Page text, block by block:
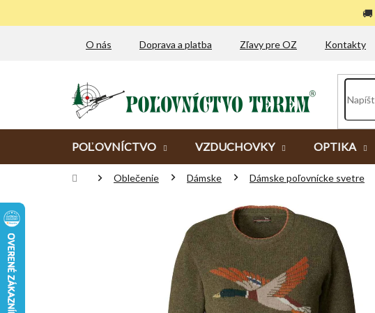
🚚
O nás Doprava a platba Zľavy pre OZ Kontakty
POĽOVNÍCTVO VZDUCHOVKY OPTIKA
DomovOblečenie Dámske Dámske poľovnícke svetre